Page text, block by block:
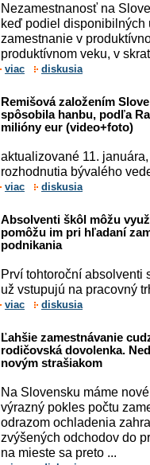
Nezamestnanosť na
keď podiel disponibilných
zamestnanie v
produktívnom veku, v
viac diskusia
Remišová založením
spôsobila hanbu, podľa
milióny eur (video+foto)
aktualizované 11.
rozhodnutia bývalého
viac diskusia
Absolventi škôl môžu
pomôžu im pri hľadaní
podnikania
Prví tohtoroční absolventi
už vstupujú na pracovný
viac diskusia
Ľahšie zamestnávanie
rodičovská dovolenka.
novým strašiakom
Na Slovensku máme
výrazný pokles počtu
odrazom ochladenia
zvýšených odchodov do
na mieste sa preto ...